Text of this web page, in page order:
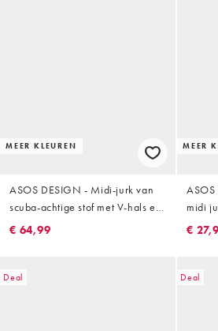
MEER KLEUREN
ASOS DESIGN - Midi-jurk van
scuba-achtige stof met V-hals en
cape-kraag in olijfgroen
€ 64,99
MEER
midi
€
Deal Deal